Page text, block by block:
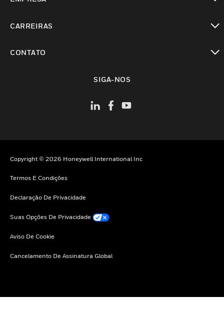
CARREIRAS
CONTATO
SIGA-NOS
Copyright © 2026 Honeywell International Inc
Termos E Condições
Declaração De Privacidade
Suas Opções De Privacidade
Aviso De Cookie
Cancelamento De Assinatura Global